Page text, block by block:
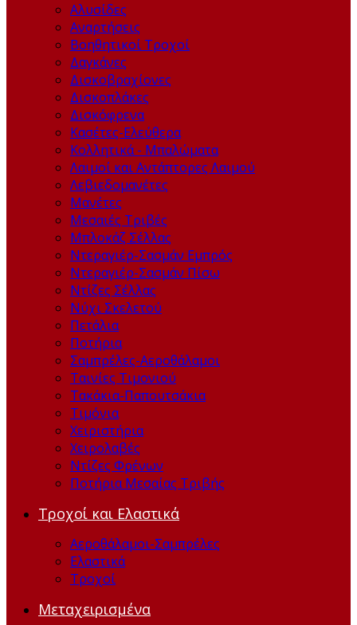
Αλυσίδες
Αναρτήσεις
Βοηθητικοί Τροχοί
Δαγκάνες
Δισκοβραχίονες
Δισκοπλάκες
Δισκόφρενα
Κασέτες-Ελεύθερα
Κολλητικά - Μπαλώματα
Λαιμοί και Αντάπτορες Λαιμού
Λεβιεδομανέτες
Μανέτες
Μεσαιές Τριβές
Μπλοκάζ Σέλλας
Ντεραγιέρ-Σασμάν Εμπρός
Ντεραγιέρ-Σασμάν Πίσω
Ντίζες Σέλλας
Νύχι Σκελετού
Πετάλια
Ποτήρια
Σαμπρέλες-Αεροθάλαμοι
Ταινίες Τιμονιού
Τακάκια-Παπουτσάκια
Τιμόνια
Χειριστήρια
Χειρολαβές
Ντίζες Φρένων
Ποτήρια Μεσαίας Τριβής
Τροχοί και Ελαστικά
Αεροθάλαμοι-Σαμπρέλες
Ελαστικά
Τροχοί
Μεταχειρισμένα